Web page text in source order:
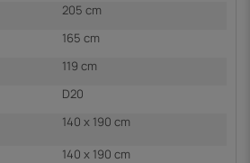
205 cm
165 cm
119 cm
D20
140 x 190 cm
140 x 190 cm